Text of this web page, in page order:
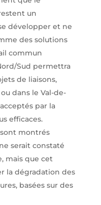
un
développer et ne
des solutions
commun
Sud permettra
de liaisons,
dans le Val-de-
par la
efficaces.
montrés
serait constaté
mais que cet
la dégradation des
basées sur des